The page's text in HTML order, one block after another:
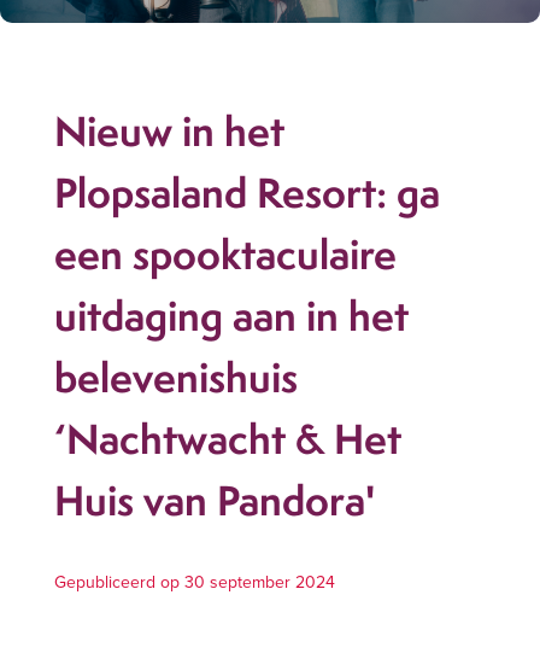
Nieuw in het
Plopsaland Resort: ga
een spooktaculaire
uitdaging aan in het
belevenishuis
‘Nachtwacht & Het
Huis van Pandora'
Gepubliceerd op 30 september 2024